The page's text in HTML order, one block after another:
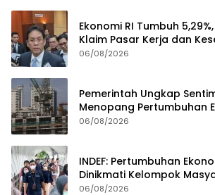
Ekonomi RI Tumbuh
Klaim Pasar Kerja dan
Membaik
06/08/2026
Pemerintah Ungkap
Menopang Pertumbuhan
II-2026
06/08/2026
INDEF: Pertumbuhan
Dinikmati Kelompok
06/08/2026